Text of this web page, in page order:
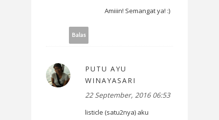
Amiiin! Semangat ya! :)
Balas
PUTU AYU
WINAYASARI
22 September, 2016 06:53
listicle (satu2nya) aku